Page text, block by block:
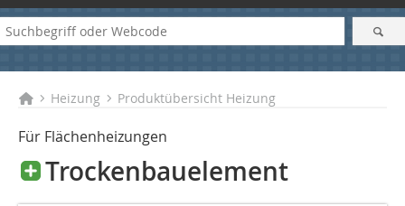
Heizung Produktübersicht Heizung
Für Flächenheizungen
Trockenbauelement